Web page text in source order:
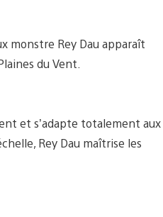
monstre Rey Dau apparaît
du Vent.
et s’adapte totalement aux
Rey Dau maîtrise les